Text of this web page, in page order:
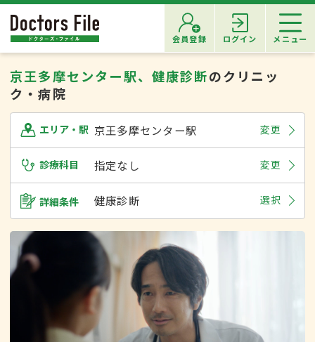
会員登録 ログイン メニュー
京王多摩センター駅、健康診断のクリニッ
ク・病院
エリア・駅 京王多摩センター駅 変更
診療科目 指定なし 変更
詳細条件 健康診断 選択